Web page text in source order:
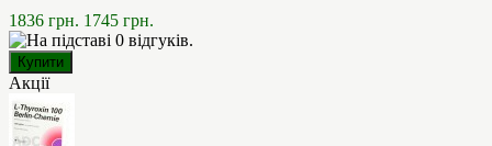
1836 грн. 1745 грн.
Акції